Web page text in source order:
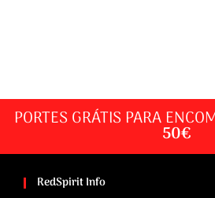
PORTES GRÁTIS PARA
50€
RedSpirit Info